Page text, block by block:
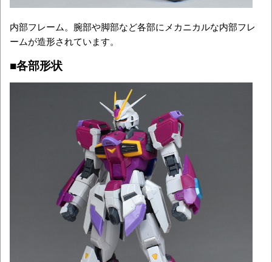
内部フレーム。腕部や脚部など各部にメカニカルな内部フレ
ームが造形されています。
■各部形状